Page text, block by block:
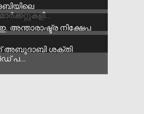
അന്താരാഷ്ട്ര നിക്ഷേപ
അബുദാബി ശക്തി
പ...